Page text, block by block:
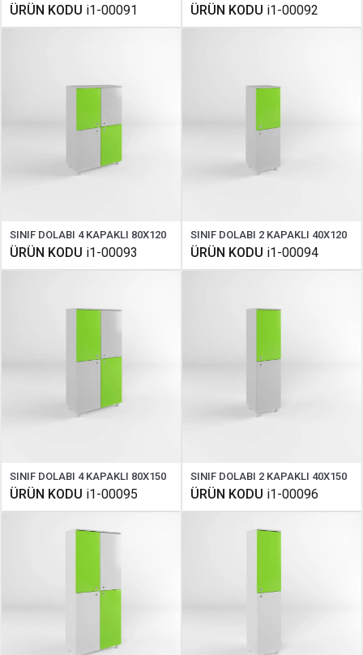
ÜRÜN KODU i1-00091 ÜRÜN KODU i1-00092
SINIF DOLABI 4 KAPAKLI 80X120
ÜRÜN KODU i1-00093
SINIF DOLABI 2 KAPAKLI 40X120
ÜRÜN KODU i1-00094
SINIF DOLABI 4 KAPAKLI 80X150
ÜRÜN KODU i1-00095
SINIF DOLABI 2 KAPAKLI 40X150
ÜRÜN KODU i1-00096